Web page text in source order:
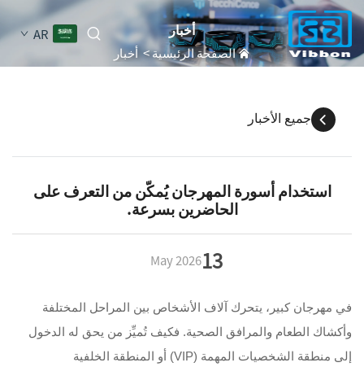
AR أخبار
الصفحة الرئيسية> أخبار
جميع الأخبار
استخدام أسورة المهرجان يُمكّن من التعرف على
الحاضرين بسرعة.
13
May2026
في مهرجان كبير، يتحرك آلاف الأشخاص بين المراحل المختلفة
وأكشاك الطعام والمرافق الصحية. فكيف تُميِّز من يحق له الدخول
إلى منطقة الشخصيات المهمة (VIP) أو المنطقة الخلفية